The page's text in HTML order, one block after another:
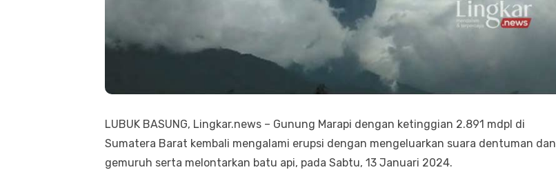
LUBUK BASUNG, Lingkar.news – Gunung Marapi dengan ketinggian 2.891 mdpl di
Sumatera Barat kembali mengalami erupsi dengan mengeluarkan suara dentuman dan
gemuruh serta melontarkan batu api, pada Sabtu, 13 Januari 2024.